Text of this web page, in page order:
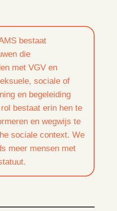
bestaat
die
met VGV en
sociale of
en begeleiding
bestaat erin hen te
en wegwijs te
sociale context. We
meer mensen met